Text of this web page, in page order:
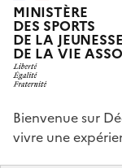
MINISTÈRE
DES SPORTS
DE LA JEUNESSE
DE LA VIE
Bienvenue sur
vivre une